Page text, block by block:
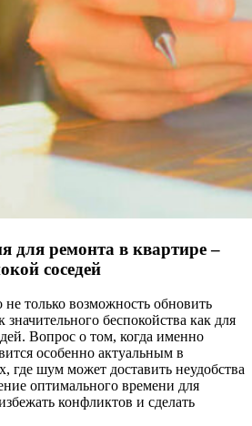
для ремонта в квартире –
соседей
не только возможность обновить
беспокойства как для
Вопрос о том, когда именно
особенно актуальным в
где шум может доставить неудобства
оптимального времени для
конфликтов и сделать